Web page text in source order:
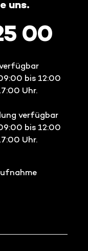
uns.
00
bis 12:00
Uhr.
verfügbar
bis 12:00
Uhr.